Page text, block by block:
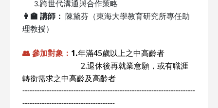
3.跨世代溝通與合作策略
👩 🏫 講師：
陳黛芬（東海大學教育研究所專任助
理教授）
👥 參加對象： 1.年滿45歲以上之中高齡者
2.退休後再就業意願，或有職涯
轉銜需求之中高齡及高齡者
-----------------------------------------------------------------------
--------------------------------------